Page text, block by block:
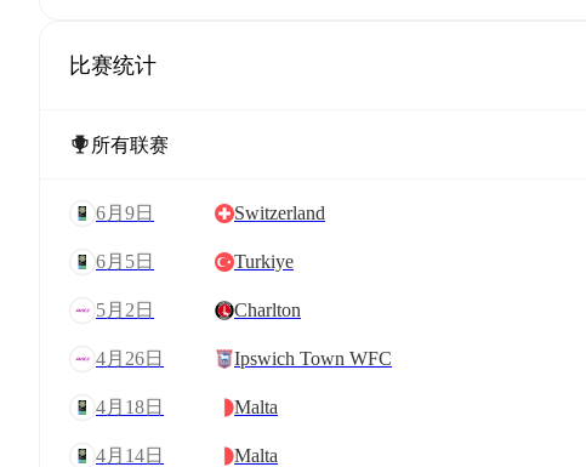
比赛统计
6月9日 Switzerland
6月5日 Turkiye
5月2日 Charlton
4月26日 Ipswich Town WFC
4月18日 Malta
4月14日 Malta